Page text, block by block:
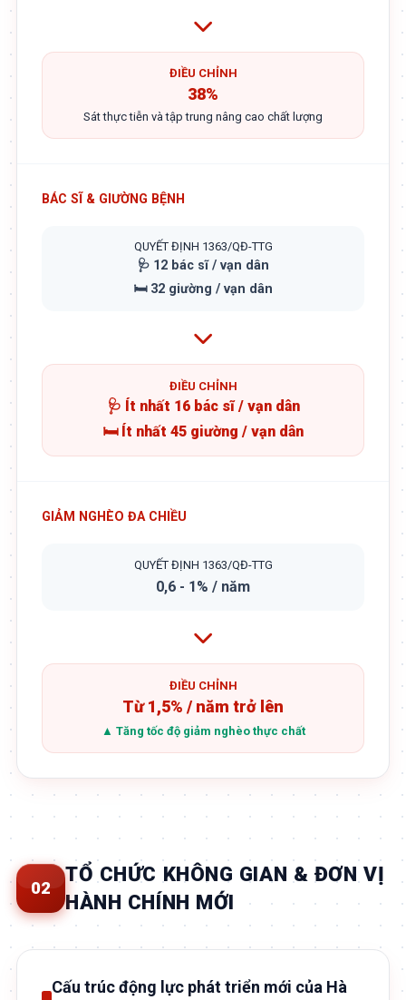
ĐIỀU CHỈNH
38%
Sát thực tiễn và tập trung nâng cao chất lượng
BÁC SĨ & GIƯỜNG BỆNH
QUYẾT ĐỊNH 1363/QĐ-TTG
🩺 12 bác sĩ / vạn dân
🛏️ 32 giường / vạn dân
ĐIỀU CHỈNH
🩺 Ít nhất 16 bác sĩ / vạn dân
🛏️ Ít nhất 45 giường / vạn dân
GIẢM NGHÈO ĐA CHIỀU
QUYẾT ĐỊNH 1363/QĐ-TTG
0,6 - 1% / năm
ĐIỀU CHỈNH
Từ 1,5% / năm trở lên
▲ Tăng tốc độ giảm nghèo thực chất
02
TỔ CHỨC KHÔNG GIAN & ĐƠN VỊ
HÀNH CHÍNH MỚI
Cấu trúc động lực phát triển mới của Hà